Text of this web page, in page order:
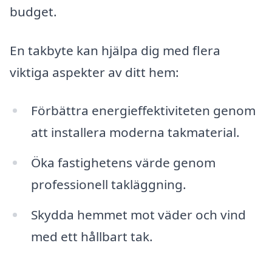
budget.
En takbyte kan hjälpa dig med flera
viktiga aspekter av ditt hem:
Förbättra energieffektiviteten genom
att installera moderna takmaterial.
Öka fastighetens värde genom
professionell takläggning.
Skydda hemmet mot väder och vind
med ett hållbart tak.